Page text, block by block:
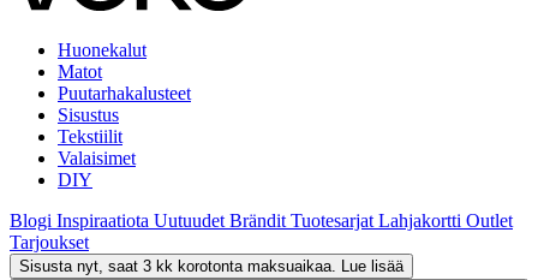
Huonekalut
Matot
Puutarhakalusteet
Sisustus
Tekstiilit
Valaisimet
DIY
Blogi Inspiraatiota Uutuudet Brändit Tuotesarjat Lahjakortti Outlet
Tarjoukset
Sisusta nyt, saat 3 kk korotonta maksuaikaa. Lue lisää